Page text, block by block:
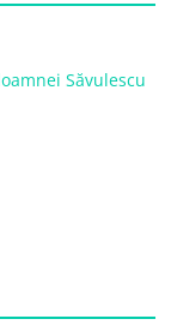
Săvulescu